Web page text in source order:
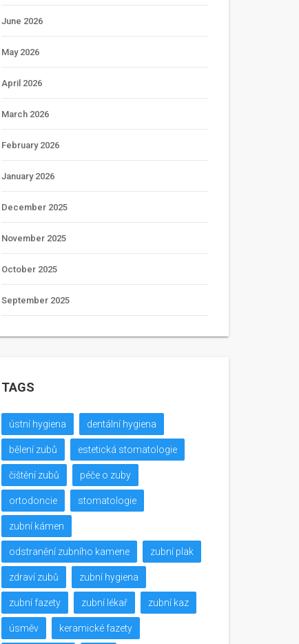
June 2026
May 2026
April 2026
March 2026
February 2026
January 2026
December 2025
November 2025
October 2025
September 2025
TAGS
ústní hygiena dentální hygiena
bělení zubů estetická stomatologie
čištění zubů péče o zuby
ortodoncie stomatologie
zubní kámen
odstranění zubního kamene zubní plak
zdraví zubů zubní hygiena
zubní fazety zubní lékař zubní kaz
úsměv keramické fazety